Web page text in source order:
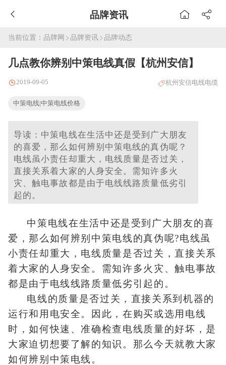
品牌资讯
当前位置： 品牌网 品牌资讯 品牌动态
几点教你辨别中策电线真假【杭州安信】
2019-09-05 杭州安信电线电缆
中策电线|中策电线价格
导读：中策电线在生活中还是受到广大朋友
的喜爱，那么如何辨别中策电线的真伪呢？
电线虽小责任却重大，电线质量是否过关，
直接关系着大家的人身安全。需知许多火
灾、触电事故都是由于电线线路质量低劣引
起的。
中策电线在生活中还是受到广大朋友的喜
爱，那么如何辨别中策电线的真伪呢?电线虽
小责任却重大，电线质量是否过关，直接关系
着大家的人身安全。需知许多火灾、触电事故
都是由于电线线路质量低劣引起的。
电线的质量是否过关，直接关系到机器的
运行和用电安全。因此，在购买或选用电线
时，如何快速、准确检查电线质量的好坏，是
大家迫切想要了解的知识。那么今天就教大家
如何辨别中策电线。